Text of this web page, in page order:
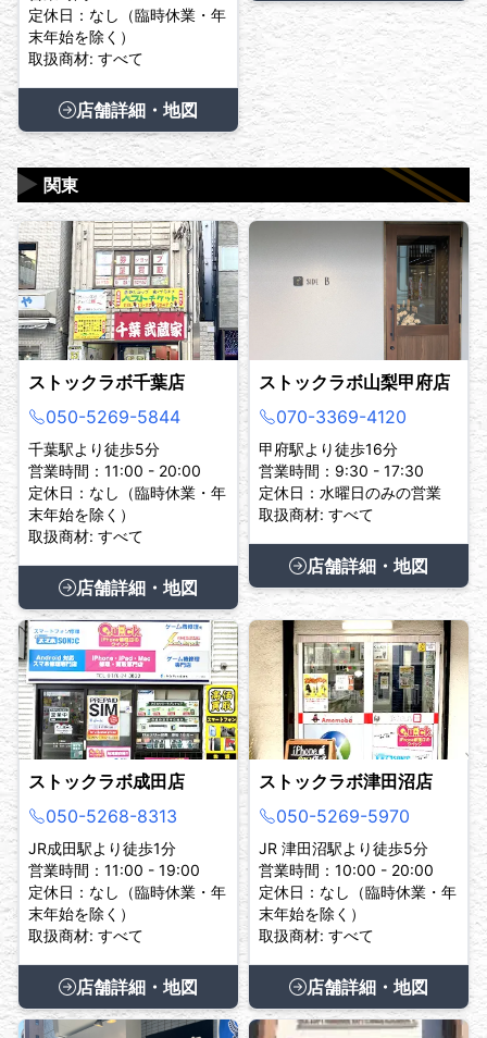
定休日：なし（臨時休業・年
末年始を除く）
取扱商材: すべて
店舗詳細・地図
関東
▶
ストックラボ千葉店
050-5269-5844
千葉駅より徒歩5分
営業時間：11:00 - 20:00
定休日：なし（臨時休業・年
末年始を除く）
取扱商材: すべて
店舗詳細・地図
ストックラボ山梨甲府店
070-3369-4120
甲府駅より徒歩16分
営業時間：9:30 - 17:30
定休日：水曜日のみの営業
取扱商材: すべて
店舗詳細・地図
ストックラボ成田店
050-5268-8313
JR成田駅より徒歩1分
営業時間：11:00 - 19:00
定休日：なし（臨時休業・年
末年始を除く）
取扱商材: すべて
店舗詳細・地図
ストックラボ津田沼店
050-5269-5970
JR 津田沼駅より徒歩5分
営業時間：10:00 - 20:00
定休日：なし（臨時休業・年
末年始を除く）
取扱商材: すべて
店舗詳細・地図